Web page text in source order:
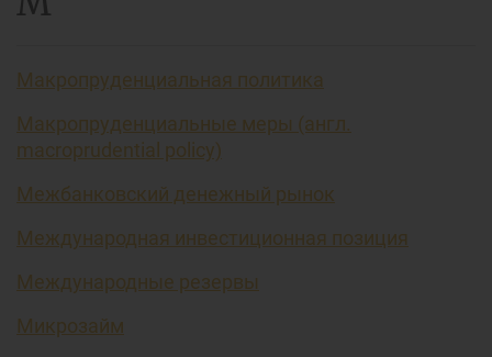
Макропруденциальная политика
Макропруденциальные меры (англ.
macroprudential policy)
Межбанковский денежный рынок
Международная инвестиционная позиция
Международные резервы
Микрозайм